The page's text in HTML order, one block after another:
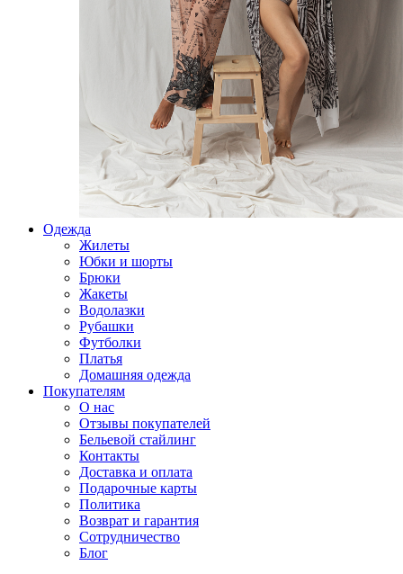
Одежда
Жилеты
Юбки и шорты
Брюки
Жакеты
Водолазки
Рубашки
Футболки
Платья
Домашняя одежда
Покупателям
О нас
Отзывы покупателей
Бельевой стайлинг
Контакты
Доставка и оплата
Подарочные карты
Политика
Возврат и гарантия
Сотрудничество
Блог